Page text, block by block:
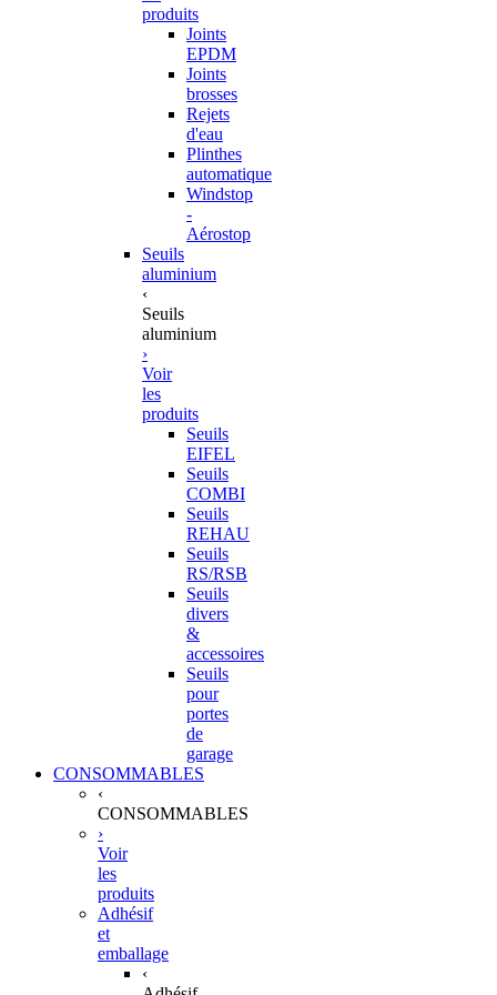
produits
Joints
EPDM
Joints
brosses
Rejets
d'eau
Plinthes
automatique
Windstop
-
Aérostop
Seuils
aluminium
‹
Seuils
aluminium
›
Voir
les
produits
Seuils
EIFEL
Seuils
COMBI
Seuils
REHAU
Seuils
RS/RSB
Seuils
divers
&
accessoires
Seuils
pour
portes
de
garage
CONSOMMABLES
‹
CONSOMMABLES
›
Voir
les
produits
Adhésif
et
emballage
‹